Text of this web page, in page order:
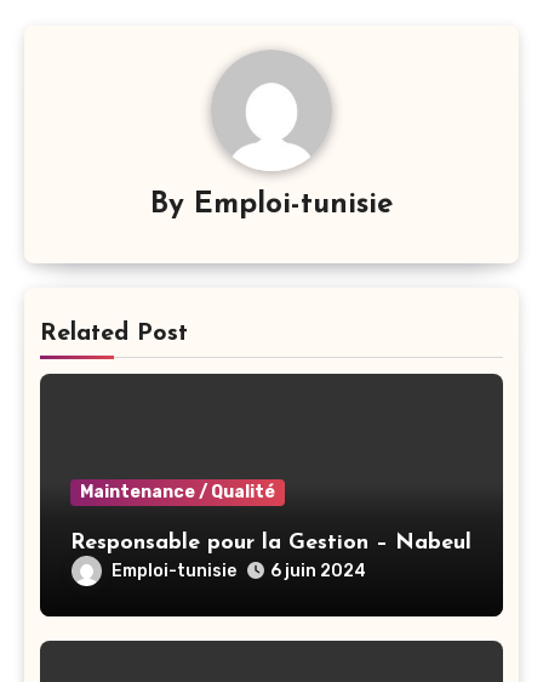
By Emploi-tunisie
Related Post
Maintenance / Qualité
Responsable pour la Gestion – Nabeul
Emploi-tunisie 6 juin 2024